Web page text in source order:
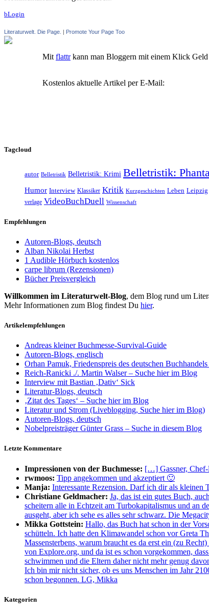
bLogin
Literaturwelt. Die Page. Promote Your Page Too
Mit flattrkann man Bloggern mit einem Klick Geld
Kostenlos aktuelle Artikel per E-Mail:
Tagcloud
autor Belletristik Belletristik: Krimi Belletristik:
Humor Interview Klassiker Kritik Kurzgeschichten Leben Leipzig
verlage VideoBuchDuell Wissenschaft
Empfehlungen
Autoren-Blogs, deutsch
Alban Nikolai Herbst
1 Audible Hörbuch kostenlos
carpe librum (Rezensionen)
Bücher Preisvergleich
Willkommen im Literaturwelt-Blog, dem Blog rund um
Mehr Informationen zum Blog findest Du hier.
Artikelempfehlungen
Andreas kleiner Buchmesse-Survival-Guide
Autoren-Blogs, englisch
Orhan Pamuk, Friedenspreis des deutschen
Reich-Ranicki ./. Martin Walser – Suche hier im Blog
Interview mit Bastian ‚Dativ‘ Sick
Literatur-Blogs, deutsch
‚Zitat des Tages‘ – Suche hier im Blog
Literatur und Strom (Liveblogging, Suche hier im Blog)
Autoren-Blogs, deutsch
Nobelpreisträger Günter Grass – Suche in diesem Blog
Letzte Kommentare
Impressionen von der Buchmesse: […] Gassner,
rwmoos: Tipp angekommen und akzeptiert 🙂
Manja: Interessante Rezension. Darf ich dir als
Christiane Geldmacher: Ja, das ist ein gutes Buch,
scheitern alle in Echtzeit am Turbokapitalismus und an
ausgeht, aber ich sehe es alles sehr schwarz. Die
Mikka Gottstein: Hallo, das Buch hat schon in der
schütteln. Ich hatte den Klimawandel schon vor Greta
Massensterbens, warum braucht es da erst ein (zu
von Explore.org, und da ist es schon vorgekommen,
schwimmen und die Eltern daher nicht mehr genug
Ich bin mir nicht sicher, ob es uns Menschen im Jahr
schon begonnen. LG, Mikka
Kategorien